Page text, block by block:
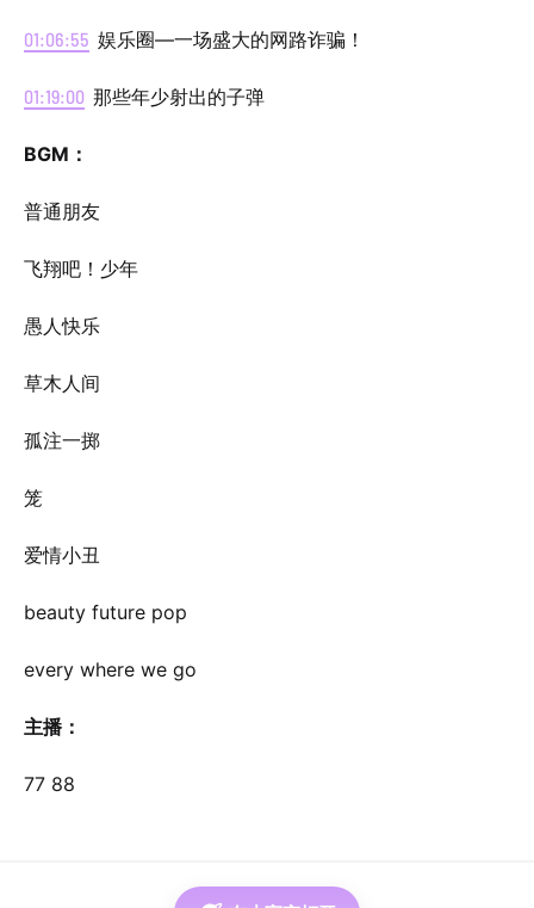
01:06:55 娱乐圈—一场盛大的网路诈骗！
01:19:00 那些年少射出的子弹
BGM：
普通朋友
飞翔吧！少年
愚人快乐
草木人间
孤注一掷
笼
爱情小丑
beauty future pop
every where we go
主播：
77 88